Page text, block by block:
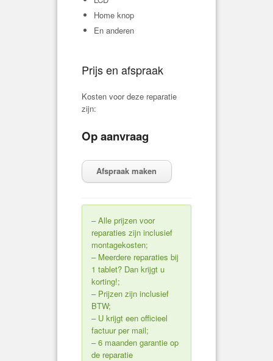
Home knop
En anderen
Prijs en afspraak
Kosten voor deze reparatie
zijn:
Op aanvraag
Afspraak maken
– Alle prijzen voor
reparaties zijn inclusief
montagekosten;
– Meerdere reparaties bij
1 tablet? Dan krijgt u
korting!;
– Prijzen zijn inclusief
BTW;
– U krijgt een officieel
factuur per mail;
– 6 maanden garantie op
de reparatie